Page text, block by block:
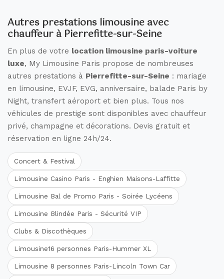
Autres prestations limousine avec
chauffeur à Pierrefitte-sur-Seine
En plus de votre location limousine paris-voiture
luxe, My Limousine Paris propose de nombreuses
autres prestations à Pierrefitte-sur-Seine : mariage
en limousine, EVJF, EVG, anniversaire, balade Paris by
Night, transfert aéroport et bien plus. Tous nos
véhicules de prestige sont disponibles avec chauffeur
privé, champagne et décorations. Devis gratuit et
réservation en ligne 24h/24.
Concert & Festival
Limousine Casino Paris - Enghien Maisons-Laffitte
Limousine Bal de Promo Paris - Soirée Lycéens
Limousine Blindée Paris - Sécurité VIP
Clubs & Discothèques
Limousine16 personnes Paris-Hummer XL
Limousine 8 personnes Paris-Lincoln Town Car